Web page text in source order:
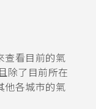
查看目前的氣
除了目前所在
他各城市的氣